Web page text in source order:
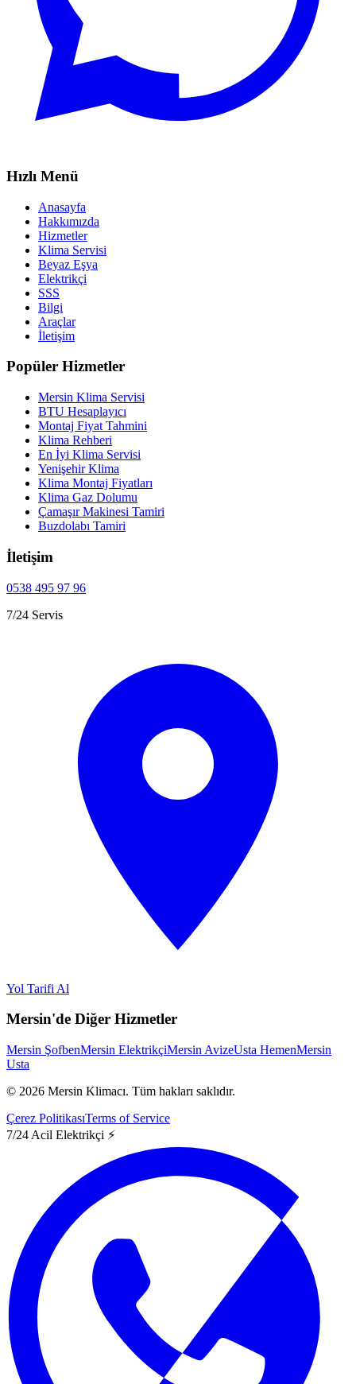
Hızlı Menü
Anasayfa
Hakkımızda
Hizmetler
Klima Servisi
Beyaz Eşya
Elektrikçi
SSS
Bilgi
Araçlar
İletişim
Popüler Hizmetler
Mersin Klima Servisi
BTU Hesaplayıcı
Montaj Fiyat Tahmini
Klima Rehberi
En İyi Klima Servisi
Yenişehir Klima
Klima Montaj Fiyatları
Klima Gaz Dolumu
Çamaşır Makinesi Tamiri
Buzdolabı Tamiri
İletişim
0538 495 97 96
7/24 Servis
Yol Tarifi Al
Mersin'de Diğer Hizmetler
Mersin ŞofbenMersin ElektrikçiMersin AvizeUsta HemenMersin
Usta
© 2026 Mersin Klimacı. Tüm hakları saklıdır.
Çerez PolitikasıTerms of Service
7/24 Acil Elektrikçi ⚡